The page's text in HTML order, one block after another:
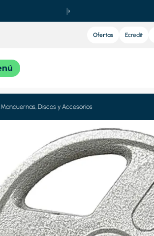
Ofertas Ecredit
Mancuernas, Discos y Accesorios
motos
2.
moto
iphone
4.
england sound
5.
england sound pro
refrigeradora
8.
celulares